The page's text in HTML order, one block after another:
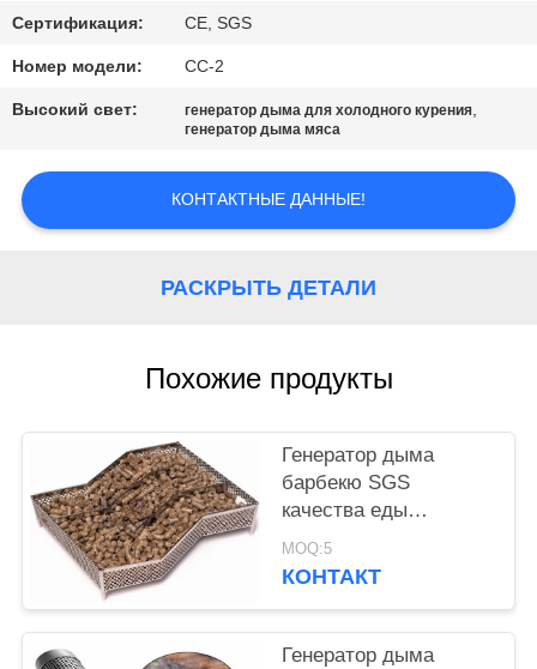
НАМИ
НОВОСТИ
ЗАПРОСИТЕ
ЦИТАТУ
КОНФИДЕНЦИАЛЬНОСТИ
Сертификация: CE, SGS
Номер модели: СС-2
Высокий свет: генератор дыма для холодного курения,
генератор дыма мяса
КОНТАКТНЫЕ ДАННЫЕ!
РАСКРЫТЬ ДЕТАЛИ
Похожие продукты
Генератор дыма
барбекю SGS
качества еды
холодный для куря
мяса
MOQ:5
КОНТАКТ
Генератор дыма